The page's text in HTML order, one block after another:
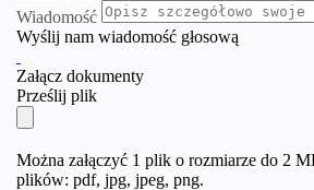
Wiadomość
Wyślij nam wiadomość głosową
Załącz dokumenty
Prześlij plik
Można załączyć 1 plik o rozmiarze do 2
plików: pdf, jpg, jpeg, png.